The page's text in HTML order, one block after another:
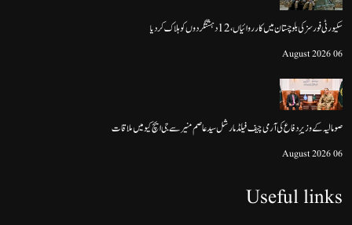
سکیورٹی فورسز کی بلوچستان میں کارروائیاں، 12 دہشتگردوں کو ہلاک کردیا
06 August 2026
صومالیہ کے وزیرِ دفاع کی آرمی چیف فیلڈ مارشل سید عاصم منیر سے جی ایچ کیو میں ملاقات
06 August 2026
Useful links